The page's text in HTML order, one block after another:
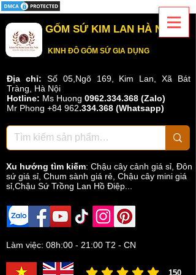
GỐM SỨ KIM LAN HÀ NỘI
KINH ĐÔ GỐM SỨ GIA DỤNG
Địa chỉ: Số 05,Ngõ 169, Kim Lan, Xã Bát
Tràng, Hà Nội
Hotline: Ms Huong 0962.334.368 (Zalo)
Mr Phong +84 962.334.368 (Whatsapp)
Xu hướng tìm kiếm: Chậu cây cảnh giá sỉ Đôn
sứ giá sỉ Chum sành giá rẻ Chậu cây mini giá
sỉ,Chậu Sứ Trồng Lan Hồ Điệp...
Làm việc: 08h:00 - 21:00 T2 - CN
150